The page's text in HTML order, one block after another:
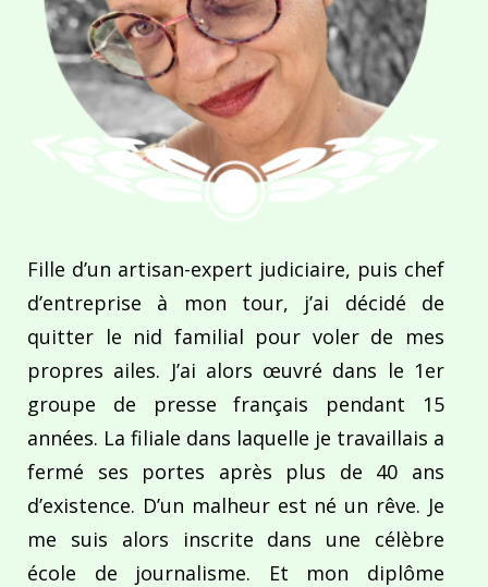
Fille d’un artisan-expert judiciaire, puis chef
d’entreprise à mon tour, j’ai décidé de
quitter le nid familial pour voler de mes
propres ailes. J’ai alors œuvré dans le 1er
groupe de presse français pendant 15
années. La filiale dans laquelle je travaillais a
fermé ses portes après plus de 40 ans
d’existence. D’un malheur est né un rêve. Je
me suis alors inscrite dans une célèbre
école de journalisme. Et mon diplôme